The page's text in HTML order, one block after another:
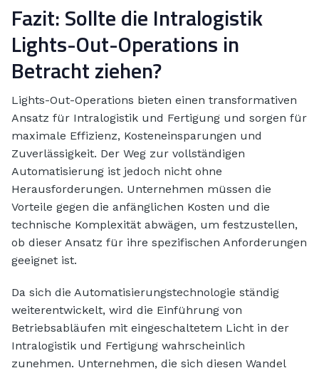
Fazit: Sollte die Intralogistik
Lights-Out-Operations in
Betracht ziehen?
Lights-Out-Operations bieten einen transformativen
Ansatz für Intralogistik und Fertigung und sorgen für
maximale Effizienz, Kosteneinsparungen und
Zuverlässigkeit. Der Weg zur vollständigen
Automatisierung ist jedoch nicht ohne
Herausforderungen. Unternehmen müssen die
Vorteile gegen die anfänglichen Kosten und die
technische Komplexität abwägen, um festzustellen,
ob dieser Ansatz für ihre spezifischen Anforderungen
geeignet ist.
Da sich die Automatisierungstechnologie ständig
weiterentwickelt, wird die Einführung von
Betriebsabläufen mit eingeschaltetem Licht in der
Intralogistik und Fertigung wahrscheinlich
zunehmen. Unternehmen, die sich diesen Wandel